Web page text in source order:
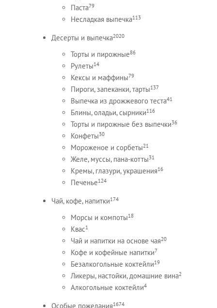
Паста79
Несладкая выпечка113
Десерты и выпечка2020
Торты и пирожные86
Рулеты14
Кексы и маффины79
Пироги, запеканки, тарты137
Выпечка из дрожжевого теста41
Блины, оладьи, сырники116
Торты и пирожные без выпечки36
Конфеты30
Мороженое и сорбеты21
Желе, муссы, пана-котты31
Кремы, глазури, украшения16
Печенье124
Чай, кофе, напитки174
Морсы и компоты18
Квас1
Чай и напитки на основе чая20
Кофе и кофейные напитки7
Безалкогольные коктейли19
Ликеры, настойки, домашние вина2
Алкогольные коктейли4
Особые пожелания1674